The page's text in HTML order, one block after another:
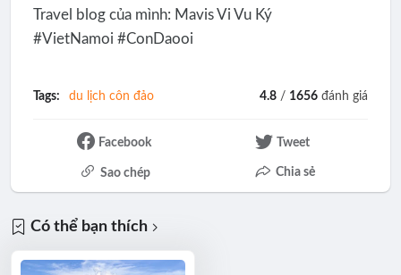
Travel blog của mình: Mavis Vi Vu Ký
#VietNamoi #ConDaooi
Tags: du lịch côn đảo 4.8 / 1656 đánh giá
Facebook Tweet
Sao chép Chia sẻ
Có thể bạn thích